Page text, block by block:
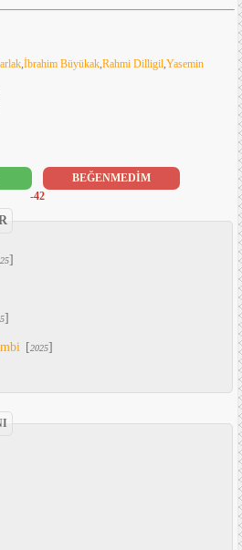
,İbrahim Büyükak,Rahmi Dilligil,Yasemin
BEĞENMEDİM
-42
]
]
[2025]